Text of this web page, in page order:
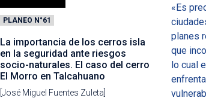
PLANEO N°61
La importancia de los cerros isla
en la seguridad ante riesgos
socio-naturales. El caso del cerro
El Morro en Talcahuano
[José Miguel Fuentes Zuleta]